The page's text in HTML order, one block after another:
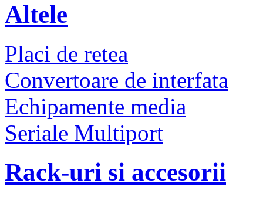
Altele
Placi de retea
Convertoare de interfata
Echipamente media
Seriale Multiport
Rack-uri si accesorii